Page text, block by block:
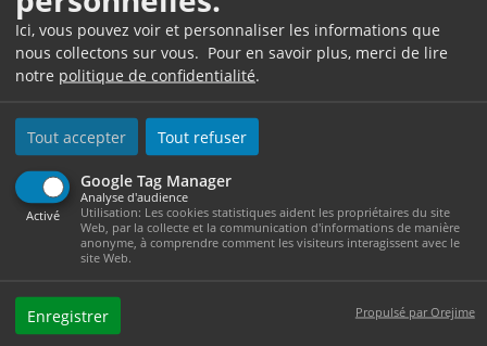
Ici, vous pouvez voir et personnaliser les informations que
nous collectons sur vous. Pour en savoir plus, merci de lire
notre politique de confidentialité.
Tout accepter Tout refuser
Google Tag Manager
Activé
Analyse d'audience
Utilisation: Les cookies statistiques aident les propriétaires du site
Web, par la collecte et la communication d'informations de manière
anonyme, à comprendre comment les visiteurs interagissent avec le
site Web.
Enregistrer Propulsé par Orejime
Justificatif de paiement de la taxe et/ou
du droit de timbre (demandé lors de la
remise de la carte)
Coût
La délivrance du duplicata est payante
(règlement par <a href="https://www.ville-
mazamet.com/etat-civil/?xml=F33071">timbres
fiscaux</a>) :